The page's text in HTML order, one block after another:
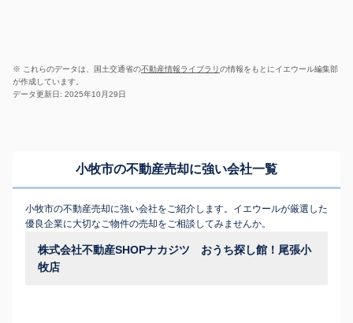
※ これらのデータは、国土交通省の不動産情報ライブラリの情報をもとにイエウール編集部
が作成しています。
データ更新日: 2025年10月29日
小牧市の不動産売却に強い会社一覧
小牧市の不動産売却に強い会社をご紹介します。イエウールが厳選した
優良企業に大切なご物件の売却をご相談してみませんか。
株式会社不動産SHOPナカジツ おうち探し館！尾張小
牧店